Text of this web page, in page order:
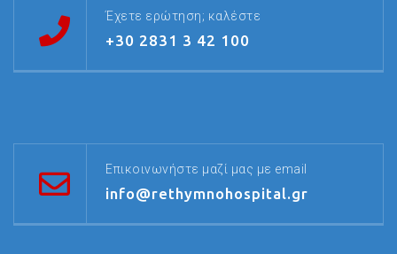
Έχετε ερώτηση; καλέστε
+30 2831 3 42 100
Επικοινωνήστε μαζί μας με email
info@rethymnohospital.gr